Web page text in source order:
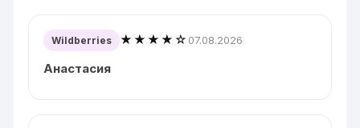
Wildberries ★★★★☆ 07.08.2026
Анастасия